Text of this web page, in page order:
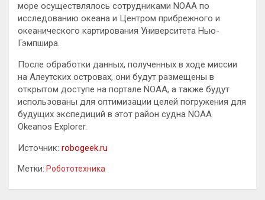
море осуществлялось сотрудниками NOAA по
исследованию океана и Центром прибрежного и
океанического картирования Университета Нью-
Гэмпшира.
После обработки данных, полученных в ходе миссии
на Алеутских островах, они будут размещены в
открытом доступе на портале NOAA, а также будут
использованы для оптимизации целей погружения для
будущих экспедиций в этот район судна NOAA
Okeanos Explorer.
Источник: robogeek.ru
Метки: Робототехника